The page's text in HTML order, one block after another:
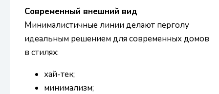
Современный внешний вид
Минималистичные линии делают перголу
идеальным решением для современных домов
в стилях:
хай-тек;
минимализм;